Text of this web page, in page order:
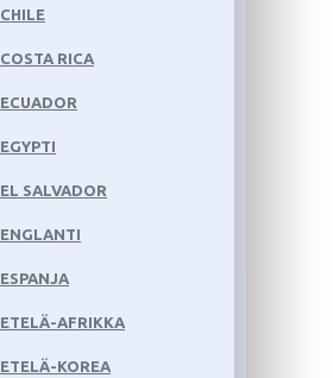
CHILE
COSTA RICA
ECUADOR
EGYPTI
EL SALVADOR
ENGLANTI
ESPANJA
ETELÄ-AFRIKKA
ETELÄ-KOREA